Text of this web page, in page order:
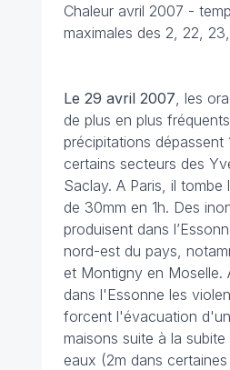
Chaleur avril 2007 -
maximales des 2, 22,
Le 29 avril 2007 , les
de plus en plus
précipitations dépassent
certains secteurs des
Saclay. A Paris, il tombe
de 30mm en 1h. Des
produisent dans
nord-est du pays,
et Montigny en Moselle.
dans l'Essonne les
forcent l'évacuation
maisons suite à la
eaux (2m dans